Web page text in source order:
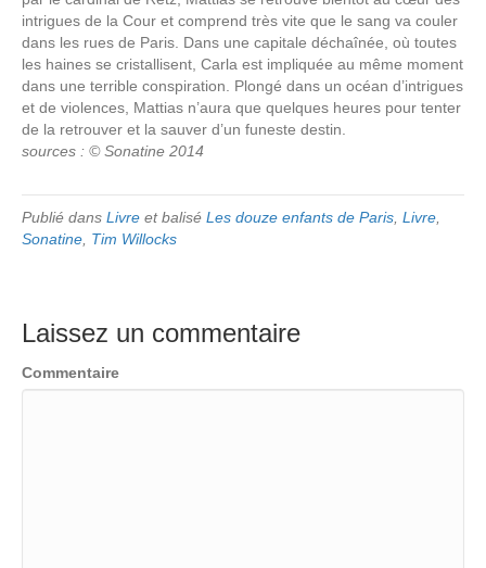
intrigues de la Cour et comprend très vite que le sang va couler
dans les rues de Paris. Dans une capitale déchaînée, où toutes
les haines se cristallisent, Carla est impliquée au même moment
dans une terrible conspiration. Plongé dans un océan d’intrigues
et de violences, Mattias n’aura que quelques heures pour tenter
de la retrouver et la sauver d’un funeste destin.
sources : © Sonatine 2014
Publié dans Livre et balisé Les douze enfants de Paris Livre
Sonatine Tim Willocks
Laissez un commentaire
Commentaire